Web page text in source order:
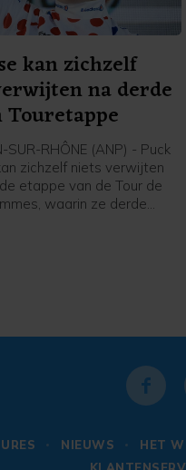
kan zichzelf
na derde
SUR-RHÔNE (ANP) - Puck
zichzelf niets verwijten
etappe van de Tour de
waarin ze derde
NIEUWS HET